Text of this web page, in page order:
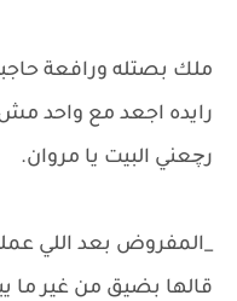
ملك بصتله ورافعة
رايده اجعد مع واحد
رچعني البيت يا مروان.
_المفروض بعد اللي
قالها بضيق من غير ما